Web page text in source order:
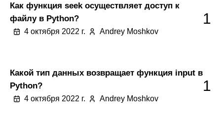
Как функция seek осуществляет доступ к
файлу в Python?
4 октября 2022 г. Andrey Moshkov
1
Какой тип данных возвращает функция input в
Python?
4 октября 2022 г. Andrey Moshkov
1